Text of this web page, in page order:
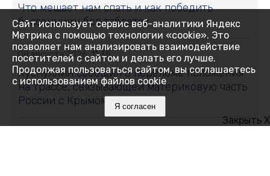
Что мешает нам спать и как победить
бессонницу без таблеток
08 августа 2026, 11:35
Хуснуллин сообщил о переломе положения
на трассе, связывающей материковую часть
России с Крымом
Закрыть X
Сайт использует сервис веб-аналитики Яндекс
Метрика с помощью технологии «cookie». Это
позволяет нам анализировать взаимодействие
посетителей с сайтом и делать его лучше.
Продолжая пользоваться сайтом, вы соглашаетесь
с использованием файлов cookie
Я согласен